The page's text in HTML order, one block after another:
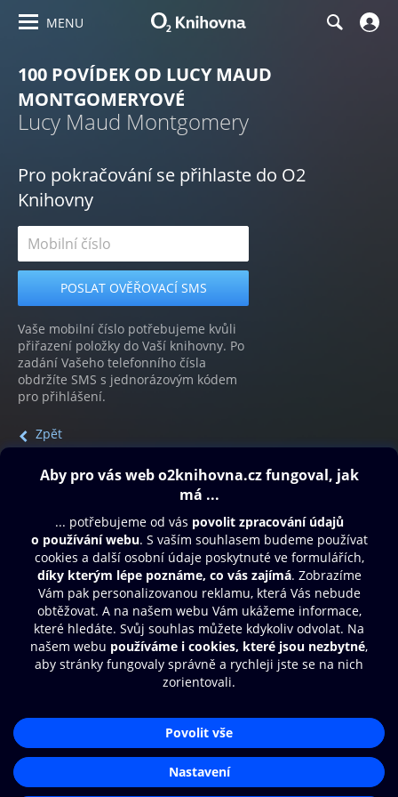
MENU
100 POVÍDEK OD LUCY MAUD
MONTGOMERYOVÉ
Lucy Maud Montgomery
Pro pokračování se přihlaste do O2
Knihovny
Vaše mobilní číslo potřebujeme kvůli
přiřazení položky do Vaší knihovny. Po
zadání Vašeho telefonního čísla
obdržíte SMS s jednorázovým kódem
pro přihlášení.
Zpět
Obsah ke stažení
Moje O2 Knihovna
Další zábava
© O2 Czech Republic a.s.
Přístupnost
Zásady zpracování osobních údajůAplikace O2 Knihovna
Čti a poslouchej své e-knihy a
audioknihy rychleji a pohodlněji.